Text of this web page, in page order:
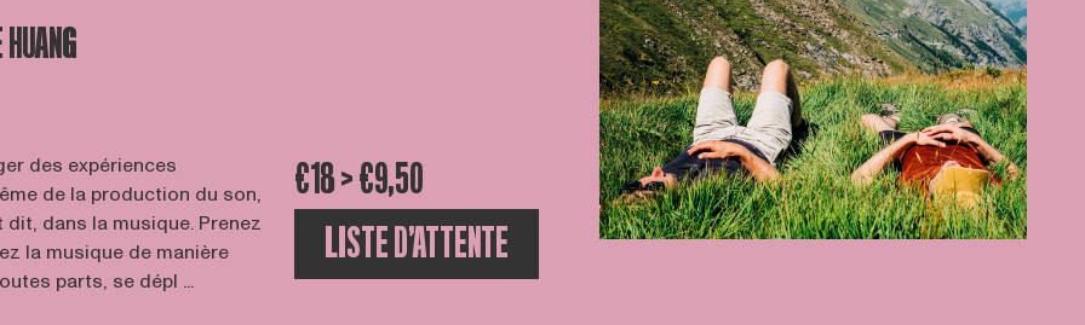
des expériences
de la production du son,
dans la musique. Prenez
la musique de manière
parts, se dépl ...
€18 > €9,50
LISTE D’ATTENTE